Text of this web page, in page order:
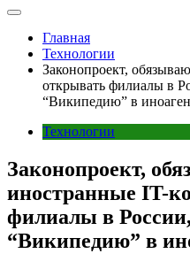
Главная
Технологии
Законопроект,
открывать филиалы в
“Википедию” в
Технологии
Законопроект,
иностранные IT-
филиалы в
“Википедию” в